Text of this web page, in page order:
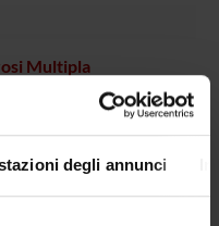
degli annunci
Multipla
dal Dipartimento